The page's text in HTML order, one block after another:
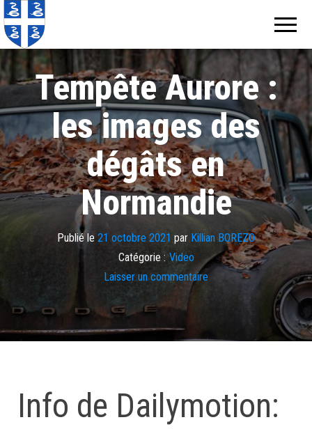
Tempête Aurore :
les images des
dégâts en
Normandie
Publié le 21 octobre 2021 par Killian BOREZO
Catégorie : Video
Laisser un commentaire
Info de Dailymotion: